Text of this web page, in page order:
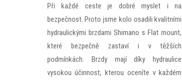
Při každé ceste je dobré myslet i na
bezpečnost. Proto jsme kolo osadili kvalitními
hydraulickými brzdami Shimano s Flat mount,
které bezpečně zastaví i v těžších
podmínkách. Brzdy mají díky hydraulice
vysokou účinnost, kterou oceníte v každém